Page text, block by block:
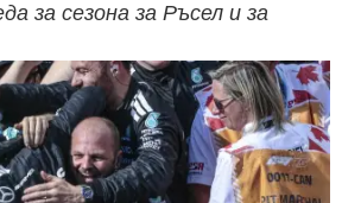
за сезона за Ръсел и за